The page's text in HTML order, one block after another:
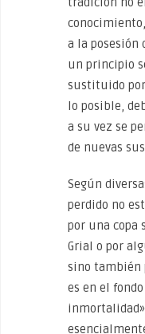
a la posesión
un principio
sustituido
lo posible,
a su vez se
de nuevas
Según
perdido no
por una copa
Grial o por
sino también
es en el